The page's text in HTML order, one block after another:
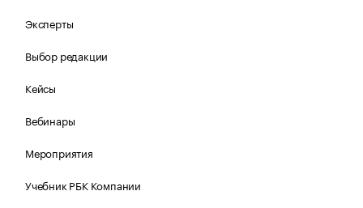
Эксперты
Выбор редакции
Кейсы
Вебинары
Мероприятия
Учебник РБК Компании